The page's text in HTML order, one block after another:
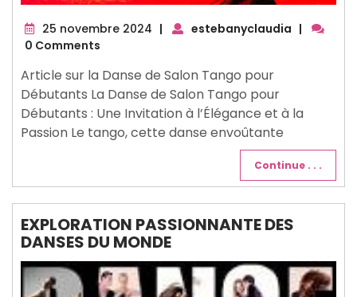
25 novembre 2024 25
| estebanyclaudia |
0 Comments
Article sur la Danse de Salon Tango pour
Débutants La Danse de Salon Tango pour
Débutants : Une Invitation à l’Élégance et à la
Passion Le tango, cette danse envoûtante
Continue . . .
EXPLORATION PASSIONNANTE DES
DANSES DU MONDE